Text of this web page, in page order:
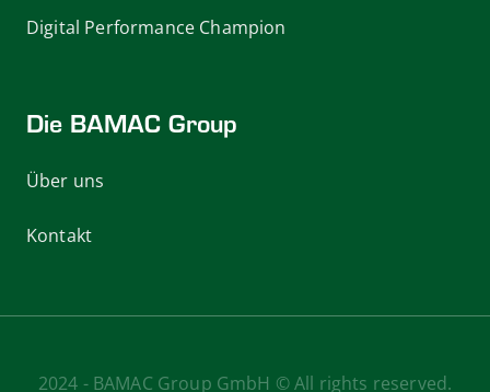
Digital Performance Champion
Die BAMAC Group
Über uns
Kontakt
2024 - BAMAC Group GmbH © All rights reserved.